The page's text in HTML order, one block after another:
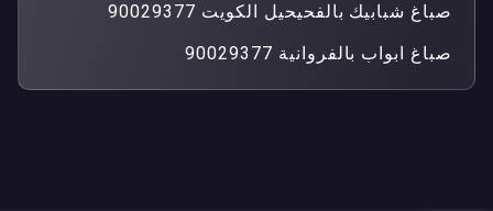
صباغ شبابيك بالفحيحيل الكويت 90029377
صباغ ابواب بالفروانية 90029377